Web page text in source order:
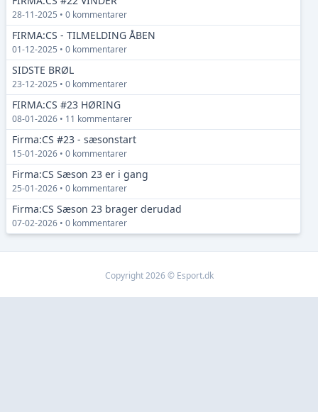
28-11-2025 • 0 kommentarer
FIRMA:CS - TILMELDING ÅBEN
01-12-2025 • 0 kommentarer
SIDSTE BRØL
23-12-2025 • 0 kommentarer
FIRMA:CS #23 HØRING
08-01-2026 • 11 kommentarer
Firma:CS #23 - sæsonstart
15-01-2026 • 0 kommentarer
Firma:CS Sæson 23 er i gang
25-01-2026 • 0 kommentarer
Firma:CS Sæson 23 brager derudad
07-02-2026 • 0 kommentarer
Copyright 2026 © Esport.dk